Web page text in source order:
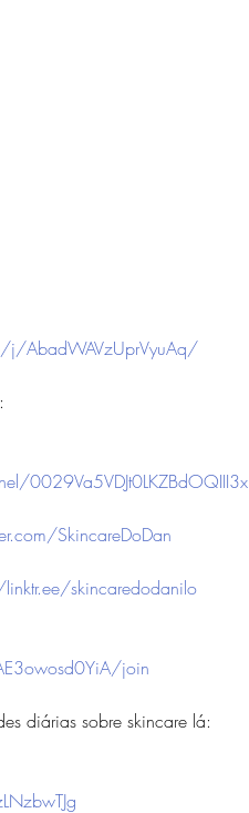
AbadWAVzUprVyuAq/
0029Va5VDJt0LKZBdOQIII3x
SkincareDoDan
skincaredodanilo
join
diárias sobre skincare lá: